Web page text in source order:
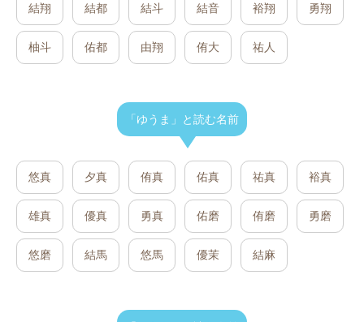
結翔 結都 結斗 結音 裕翔 勇翔
柚斗 佑都 由翔 侑大 祐人
「ゆうま」と読む名前
悠真 夕真 侑真 佑真 祐真 裕真
雄真 優真 勇真 佑磨 侑磨 勇磨
悠磨 結馬 悠馬 優茉 結麻